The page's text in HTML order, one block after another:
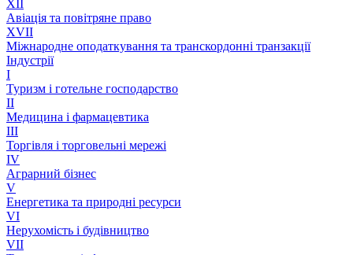
XII
Авіація та повітряне право
XVII
Міжнародне оподаткування та транскордонні транзакції
Індустрії
I
Туризм і готельне господарство
II
Медицина і фармацевтика
III
Торгівля і торговельні мережі
IV
Аграрний бізнес
V
Енергетика та природні ресурси
VI
Нерухомість і будівництво
VII